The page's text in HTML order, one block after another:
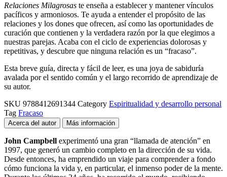
Relaciones Milagrosas te enseña a establecer y mantener vínculos
pacíficos y armoniosos. Te ayuda a entender el propósito de las
relaciones y los dones que ofrecen, así como las oportunidades de
curación que contienen y la verdadera razón por la que elegimos a
nuestras parejas. Acaba con el ciclo de experiencias dolorosas y
repetitivas, y descubre que ninguna relación es un “fracaso”.
Esta breve guía, directa y fácil de leer, es una joya de sabiduría
avalada por el sentido común y el largo recorrido de aprendizaje de
su autor.
SKU 9788412691344 Category Espiritualidad y desarrollo personal
Tag Fracaso
Acerca del autor Más información
John Campbell experimentó una gran “llamada de atención” en
1997, que generó un cambio completo en la dirección de su vida.
Desde entonces, ha emprendido un viaje para comprender a fondo
cómo funciona la vida y, en particular, el inmenso poder de la mente.